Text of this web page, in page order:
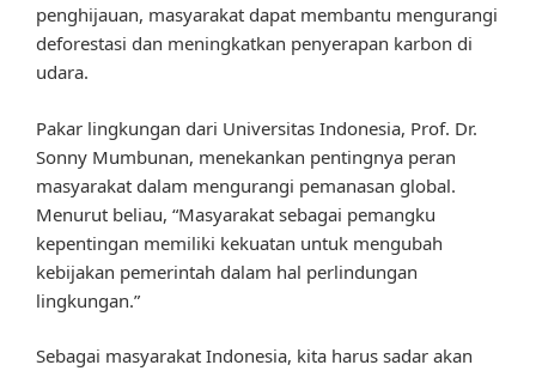
penghijauan, masyarakat dapat membantu mengurangi
deforestasi dan meningkatkan penyerapan karbon di
udara.
Pakar lingkungan dari Universitas Indonesia, Prof. Dr.
Sonny Mumbunan, menekankan pentingnya peran
masyarakat dalam mengurangi pemanasan global.
Menurut beliau, “Masyarakat sebagai pemangku
kepentingan memiliki kekuatan untuk mengubah
kebijakan pemerintah dalam hal perlindungan
lingkungan.”
Sebagai masyarakat Indonesia, kita harus sadar akan